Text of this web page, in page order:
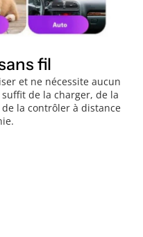
fil
et ne nécessite aucun
de la charger, de la
la contrôler à distance